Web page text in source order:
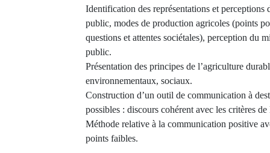
Identification des représentations et perceptions
public, modes de production agricoles (points
questions et attentes sociétales), perception du
public.
Présentation des principes de l’agriculture
environnementaux, sociaux.
Construction d’un outil de communication à
possibles : discours cohérent avec les critères
Méthode relative à la communication positive
points faibles.